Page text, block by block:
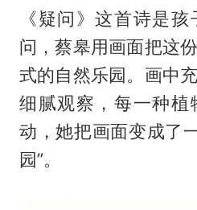
《疑问》这首诗是
问，蔡皋用画面把这
式的自然乐园。画中
细腻观察，每一种植
动，她把画面变成了
园”。